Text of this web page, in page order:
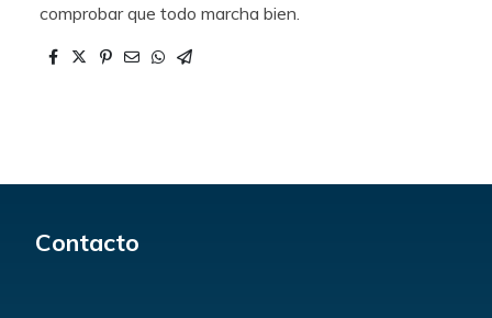
comprobar que todo marcha bien.
Contacto